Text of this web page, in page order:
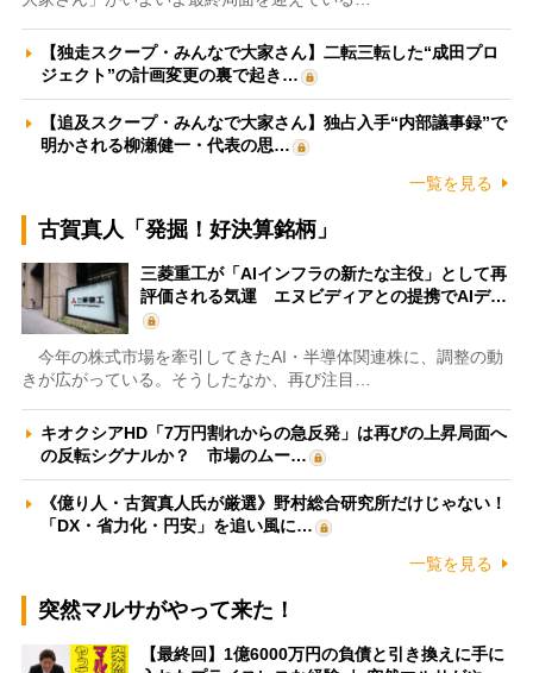
【独走スクープ・みんなで大家さん】二転三転した“成田プロ
ジェクト”の計画変更の裏で起き…
【追及スクープ・みんなで大家さん】独占入手“内部議事録”で
明かされる柳瀬健一・代表の思…
一覧を見る
古賀真人「発掘！好決算銘柄」
三菱重工が「AIインフラの新たな主役」として再
評価される気運 エヌビディアとの提携でAIデ…
今年の株式市場を牽引してきたAI・半導体関連株に、調整の動
きが広がっている。そうしたなか、再び注目…
キオクシアHD「7万円割れからの急反発」は再びの上昇局面へ
の反転シグナルか？ 市場のムー…
《億り人・古賀真人氏が厳選》野村総合研究所だけじゃない！
「DX・省力化・円安」を追い風に…
一覧を見る
突然マルサがやって来た！
【最終回】1億6000万円の負債と引き換えに手に